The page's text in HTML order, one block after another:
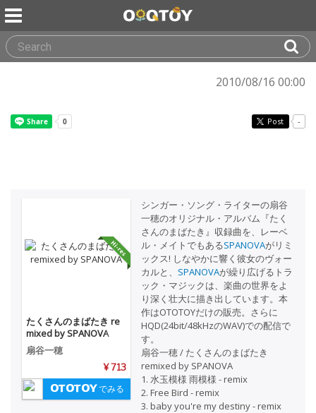
2010/08/16 00:00
Post -
たくさんのまばたき re
mixed by SPANOVA
扇谷一穂
¥ 713
でみる
シンガー・ソング・ライターの扇谷
一穂のオリジナル・アルバム『たく
さんのまばたき』収録曲を、レーベ
ル・メイトでもあるSPANOVAがリミ
ックス! しなやかに響く彼女のヴォー
カルと、 SPANOVAが繰り広げるトラ
ック・マジックは、楽曲の世界をよ
り深く壮大に描き出しています。本
作はOTOTOYだけの販売。さらに
HQD(24bit/48kHzのWAV)での配信で
す。
扇谷一穂 / たくさんのまばたき
remixed by SPANOVA
1. 水玉模様 雨模様 - remix
2. Free Bird - remix
3. baby you're my destiny - remix